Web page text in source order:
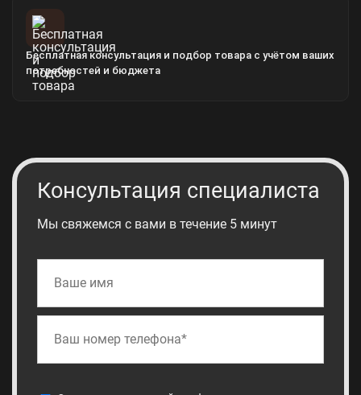
Бесплатная консультация и подбор товара с учётом ваших
потребностей и бюджета
Консультация специалиста
Мы свяжемся с вами в течение 5 минут